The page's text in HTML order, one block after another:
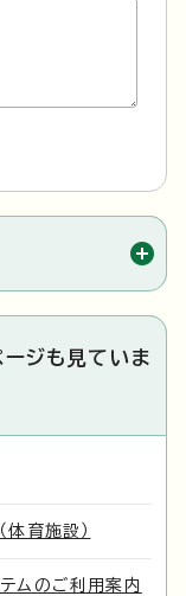
ジも見ていま
育施設）
ムのご利用案内